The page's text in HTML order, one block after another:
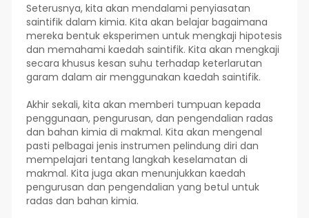
Seterusnya, kita akan mendalami penyiasatan
saintifik dalam kimia. Kita akan belajar bagaimana
mereka bentuk eksperimen untuk mengkaji hipotesis
dan memahami kaedah saintifik. Kita akan mengkaji
secara khusus kesan suhu terhadap keterlarutan
garam dalam air menggunakan kaedah saintifik.
Akhir sekali, kita akan memberi tumpuan kepada
penggunaan, pengurusan, dan pengendalian radas
dan bahan kimia di makmal. Kita akan mengenal
pasti pelbagai jenis instrumen pelindung diri dan
mempelajari tentang langkah keselamatan di
makmal. Kita juga akan menunjukkan kaedah
pengurusan dan pengendalian yang betul untuk
radas dan bahan kimia.